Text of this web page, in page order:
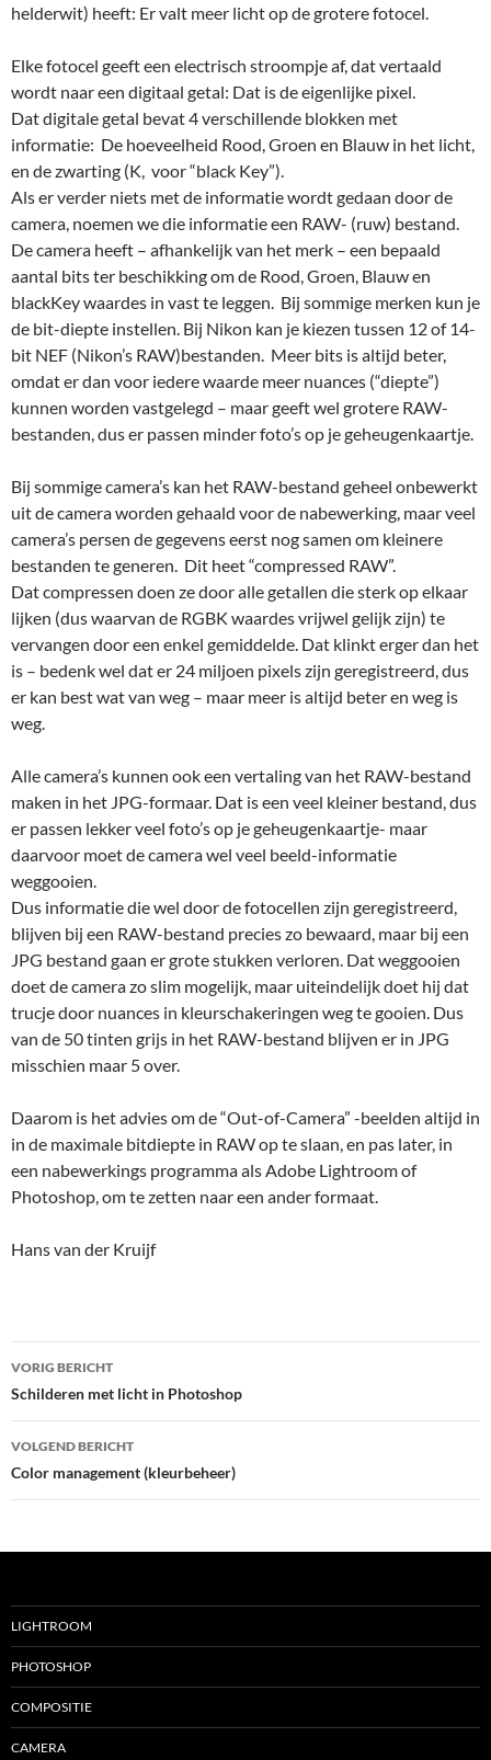
helderwit) heeft: Er valt meer licht op de grotere fotocel.
Elke fotocel geeft een electrisch stroompje af, dat vertaald
wordt naar een digitaal getal: Dat is de eigenlijke pixel.
Dat digitale getal bevat 4 verschillende blokken met
informatie: De hoeveelheid Rood, Groen en Blauw in het licht,
en de zwarting (K, voor “black Key”).
Als er verder niets met de informatie wordt gedaan door de
camera, noemen we die informatie een RAW- (ruw) bestand.
De camera heeft – afhankelijk van het merk – een bepaald
aantal bits ter beschikking om de Rood, Groen, Blauw en
blackKey waardes in vast te leggen. Bij sommige merken kun je
de bit-diepte instellen. Bij Nikon kan je kiezen tussen 12 of 14-
bit NEF (Nikon’s RAW)bestanden. Meer bits is altijd beter,
omdat er dan voor iedere waarde meer nuances (“diepte”)
kunnen worden vastgelegd – maar geeft wel grotere RAW-
bestanden, dus er passen minder foto’s op je geheugenkaartje.
Bij sommige camera’s kan het RAW-bestand geheel onbewerkt
uit de camera worden gehaald voor de nabewerking, maar veel
camera’s persen de gegevens eerst nog samen om kleinere
bestanden te generen. Dit heet “compressed RAW”.
Dat compressen doen ze door alle getallen die sterk op elkaar
lijken (dus waarvan de RGBK waardes vrijwel gelijk zijn) te
vervangen door een enkel gemiddelde. Dat klinkt erger dan het
is – bedenk wel dat er 24 miljoen pixels zijn geregistreerd, dus
er kan best wat van weg – maar meer is altijd beter en weg is
weg.
Alle camera’s kunnen ook een vertaling van het RAW-bestand
maken in het JPG-formaar. Dat is een veel kleiner bestand, dus
er passen lekker veel foto’s op je geheugenkaartje- maar
daarvoor moet de camera wel veel beeld-informatie
weggooien.
Dus informatie die wel door de fotocellen zijn geregistreerd,
blijven bij een RAW-bestand precies zo bewaard, maar bij een
JPG bestand gaan er grote stukken verloren. Dat weggooien
doet de camera zo slim mogelijk, maar uiteindelijk doet hij dat
trucje door nuances in kleurschakeringen weg te gooien. Dus
van de 50 tinten grijs in het RAW-bestand blijven er in JPG
misschien maar 5 over.
Daarom is het advies om de “Out-of-Camera” -beelden altijd in
in de maximale bitdiepte in RAW op te slaan, en pas later, in
een nabewerkings programma als Adobe Lightroom of
Photoshop, om te zetten naar een ander formaat.
Hans van der Kruijf
Bericht
navigatie
VORIG BERICHT
Schilderen met licht in Photoshop
VOLGEND BERICHT
Color management (kleurbeheer)
LIGHTROOM
PHOTOSHOP
COMPOSITIE
CAMERA